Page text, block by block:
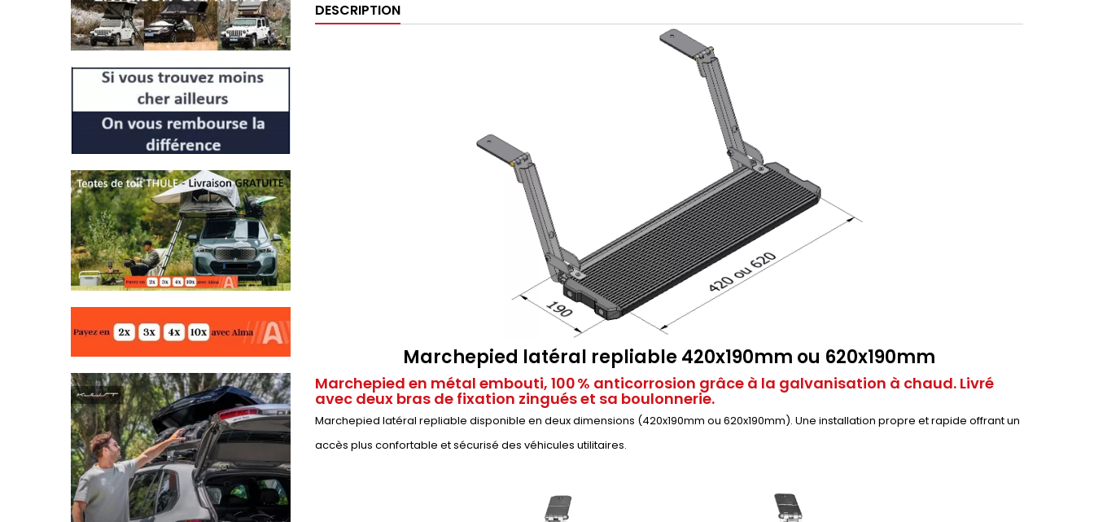
DESCRIPTION
Marchepied latéral repliable 420x190mm ou 620x190mm
Marchepied en métal embouti, 100 % anticorrosion grâce à la galvanisation à chaud. Livré
avec deux bras de fixation zingués et sa boulonnerie.
Marchepied latéral repliable disponible en deux dimensions (420x190mm ou 620x190mm). Une installation propre et rapide offrant un
accès plus confortable et sécurisé des véhicules utilitaires.